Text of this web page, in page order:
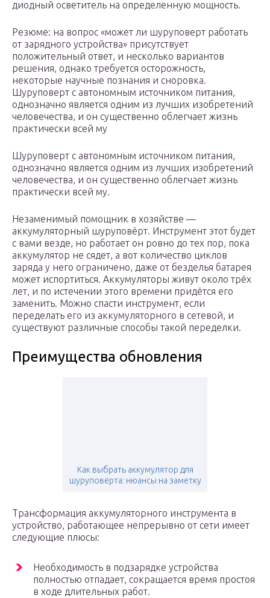
диодный осветитель на определенную мощность.
Резюме: на вопрос «может ли шуруповерт работать
от зарядного устройства» присутствует
положительный ответ, и несколько вариантов
решения, однако требуется осторожность,
некоторые научные познания и сноровка.
Шуруповерт с автономным источником питания,
однозначно является одним из лучших изобретений
человечества, и он существенно облегчает жизнь
практически всей му
Шуруповерт с автономным источником питания,
однозначно является одним из лучших изобретений
человечества, и он существенно облегчает жизнь
практически всей му.
Незаменимый помощник в хозяйстве —
аккумуляторный шуруповёрт. Инструмент этот будет
с вами везде, но работает он ровно до тех пор, пока
аккумулятор не сядет, а вот количество циклов
заряда у него ограничено, даже от безделья батарея
может испортиться. Аккумуляторы живут около трёх
лет, и по истечении этого времени придётся его
заменить. Можно спасти инструмент, если
переделать его из аккумуляторного в сетевой, и
существуют различные способы такой переделки.
Преимущества обновления
Как выбрать аккумулятор для
шуруповёрта: нюансы на заметку
Трансформация аккумуляторного инструмента в
устройство, работающее непрерывно от сети имеет
следующие плюсы:
Необходимость в подзарядке устройства
полностью отпадает, сокращается время простоя
в ходе длительных работ.